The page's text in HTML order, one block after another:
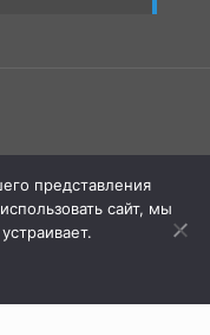
|
представления
сайт, мы